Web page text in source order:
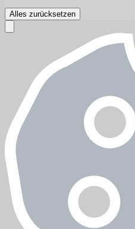
Alles zurücksetzen